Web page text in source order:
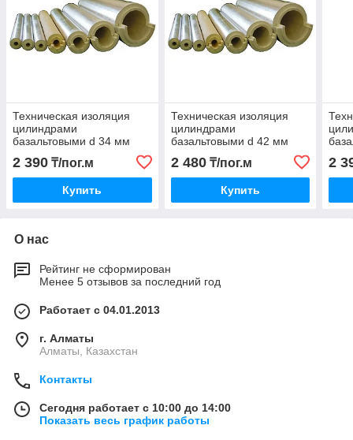
Техническая изоляция
цилиндрами
базальтовыми d 34 мм
2 390 ₸/пог.м
Купить
Техническая изоляция
цилиндрами
базальтовыми d 42 мм
2 480₸/пог.м
Купить
2
О нас
Рейтинг не сформирован
Менее 5 отзывов за последний год
Работает с 04.01.2013
г. Алматы
Алматы, Казахстан
Контакты
Сегодня работает с 10:00 до 14:00
Показать весь график работы